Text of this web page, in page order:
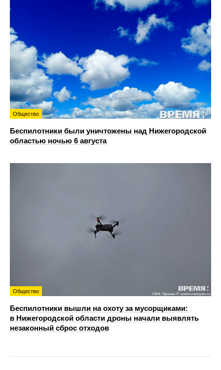
Общество
Беспилотники были уничтожены над Нижегородской
областью ночью 6 августа
Общество
Беспилотники вышли на охоту за мусорщиками:
в Нижегородской области дроны начали выявлять
незаконный сброс отходов